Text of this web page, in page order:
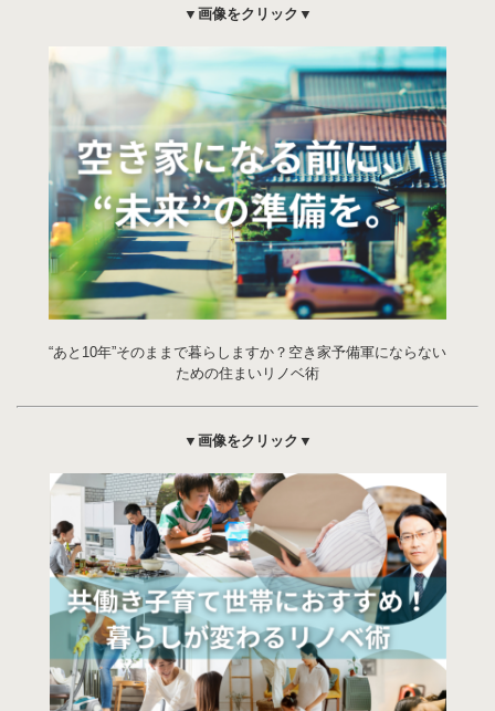
▼画像をクリック▼
“あと10年”そのままで暮らしますか？空き家予備軍にならない
ための住まいリノベ術
▼画像をクリック▼